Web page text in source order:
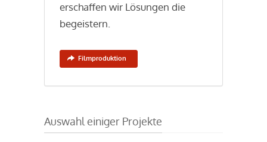
erschaffen wir Lösungen die
begeistern.
Filmproduktion
Auswahl einiger Projekte